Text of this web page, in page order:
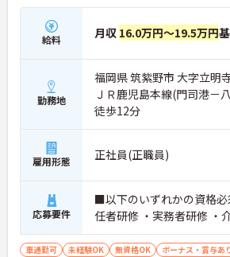
給料 月収 16.0万円～19.5万円
勤務地
福岡県 筑紫野市 大字立明
ＪＲ鹿児島本線(門司港－
徒歩12分
雇用形態 正社員(正職員)
応募要件
■以下のいずれかの資格
任者研修 ・実務者研修 ・
車通勤可 未経験OK 無資格OK ボーナス・賞与あ